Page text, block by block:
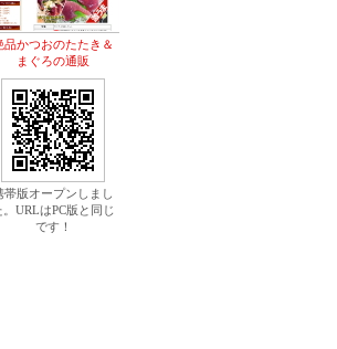
品かつおのたたき＆
まぐろの通販
帯版オープンしまし
。URLはPC版と同じ
です！